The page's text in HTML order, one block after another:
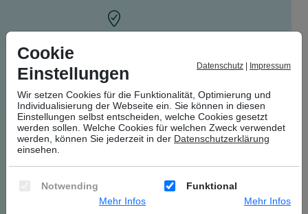
Adresse & Anfahrt
Camping Königsbruch 1
66424 Homburg/Saar
Cookie
Einstellungen
Datenschutz | Impressum
Wir setzen Cookies für die Funktionalität, Optimierung und
Individualisierung der Webseite ein. Sie können in diesen
Einstellungen selbst entscheiden, welche Cookies gesetzt
werden sollen. Welche Cookies für welchen Zweck verwendet
werden, können Sie jederzeit in der Datenschutzerklärung
einsehen.
Notwending
Mehr Infos
Funktional
Mehr Infos